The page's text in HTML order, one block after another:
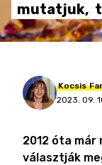
mutatjuk,
Kocsis
2023. 09.
2012 óta
választják